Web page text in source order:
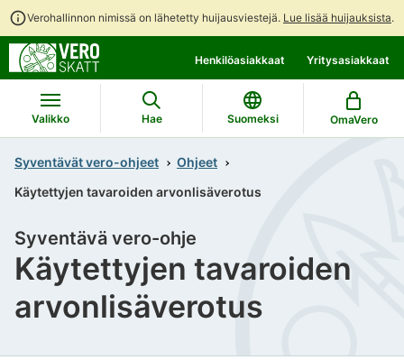
Verohallinnon nimissä on lähetetty huijausviestejä. Lue lisää huijauksista.
suoraan
sisältöön
koko
sivuston
hakuun
Henkilöasiakkaat Yritysasiakkaat
Valikko Hae Suomeksi OmaVero
Syventävät vero-ohjeet
Ohjeet
Käytettyjen tavaroiden arvonlisäverotus
Käytettyjen tavaroiden
arvonlisäverotus
Syventävä vero-ohje